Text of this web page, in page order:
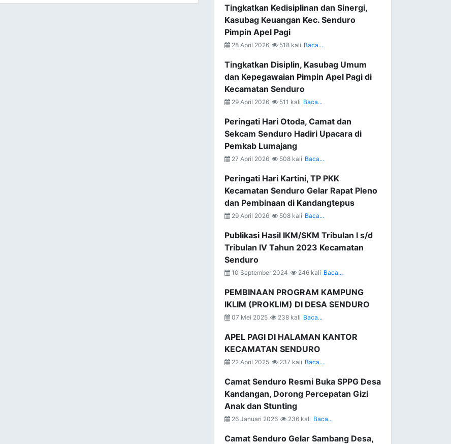
Tingkatkan Kedisiplinan dan Sinergi,
Kasubag Keuangan Kec. Senduro
Pimpin Apel Pagi
28 April 2026 518 kali Baca...
Tingkatkan Disiplin, Kasubag Umum
dan Kepegawaian Pimpin Apel Pagi di
Kecamatan Senduro
29 April 2026 511 kali Baca...
Peringati Hari Otoda, Camat dan
Sekcam Senduro Hadiri Upacara di
Pemkab Lumajang
27 April 2026 508 kali Baca...
Peringati Hari Kartini, TP PKK
Kecamatan Senduro Gelar Rapat Pleno
dan Pembinaan di Kandangtepus
29 April 2026 508 kali Baca...
Publikasi Hasil IKM/SKM Tribulan I s/d
Tribulan IV Tahun 2023 Kecamatan
Senduro
10 September 2024 246 kali Baca...
PEMBINAAN PROGRAM KAMPUNG
IKLIM (PROKLIM) DI DESA SENDURO
07 Mei 2025 238 kali Baca...
APEL PAGI DI HALAMAN KANTOR
KECAMATAN SENDURO
22 April 2025 237 kali Baca...
Camat Senduro Resmi Buka SPPG Desa
Kandangan, Dorong Percepatan Gizi
Anak dan Stunting
26 Januari 2026 236 kali Baca...
Camat Senduro Gelar Sambang Desa,